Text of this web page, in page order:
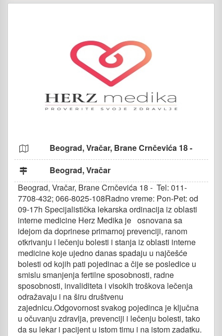
Beograd, Vračar, Brane Crnčevića 18 -
Beograd, Vračar
Beograd, Vračar, Brane Crnčevića 18 - Tel: 011-
7708-432; 066-8025-108Radno vreme: Pon-Pet: od
09-17h Specijalistička lekarska ordinacija iz oblasti
interne medicine Herz Medika je osnovana sa
idejom da doprinese primarnoj prevenciji, ranom
otkrivanju i lečenju bolesti i stanja iz oblasti interne
medicine koje ujedno danas spadaju u najčešće
bolesti od kojih pati pojedinac a čije se posledice u
smislu smanjenja fertilne sposobnosti, radne
sposobnosti, invaliditeta i visokih troškova lečenja
odražavaju i na širu društvenu
zajednicu.Odgovornost svakog pojedinca je ključna
u očuvanju zdravlja, prevenciji i lečenju bolesti, tako
da su lekar i pacijent u istom timu i na istom zadatku.